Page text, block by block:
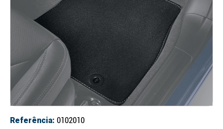
Referência: 0102010